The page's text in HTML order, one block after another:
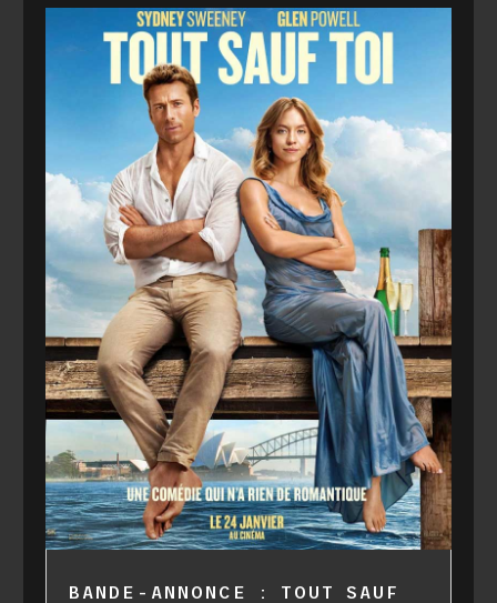
BANDE-ANNONCE : TOUT SAUF